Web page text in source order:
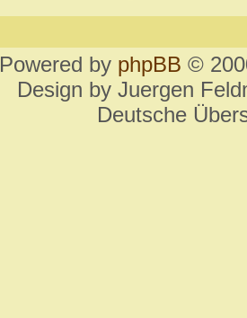
Powered by phpBB ©
Design by Juergen
Deutsche